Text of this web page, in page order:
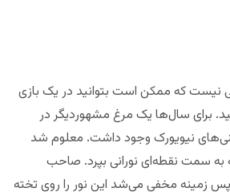
نیست که ممکن است بتوانید در یک بازی
برای سال‌ها یک مرغ مشهوردیگر در
نیویورک وجود داشت. معلوم شد
به سمت نقطه‌ای نورانی بپرد. صاحب
زمینه مخفی می‌شد این نور را روی تخته